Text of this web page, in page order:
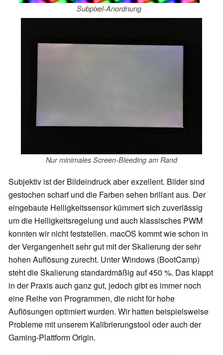
Subpixel-Anordnung
Nur minimales Screen-Bleeding am Rand
Subjektiv ist der Bildeindruck aber exzellent. Bilder sind
gestochen scharf und die Farben sehen brillant aus. Der
eingebaute Helligkeitssensor kümmert sich zuverlässig
um die Helligkeitsregelung und auch klassisches PWM
konnten wir nicht feststellen. macOS kommt wie schon in
der Vergangenheit sehr gut mit der Skalierung der sehr
hohen Auflösung zurecht. Unter Windows (BootCamp)
steht die Skalierung standardmäßig auf 450 %. Das klappt
in der Praxis auch ganz gut, jedoch gibt es immer noch
eine Reihe von Programmen, die nicht für hohe
Auflösungen optimiert wurden. Wir hatten beispielsweise
Probleme mit unserem Kalibrierungstool oder auch der
Gaming-Plattform Origin.